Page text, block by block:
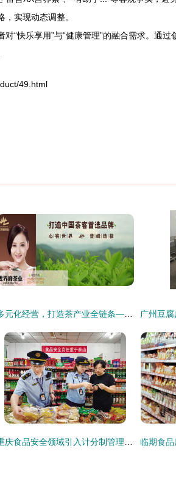
实现动态调整。
“快乐享用”与“健康管理”的融合需求。通过
49.html